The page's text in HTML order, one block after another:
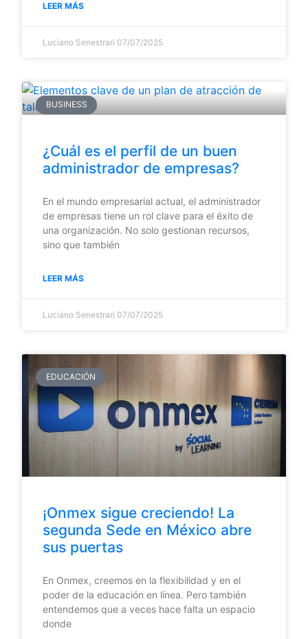
LEER MÁS
Luciano Senestrari 07/07/2025
BUSINESS
¿Cuál es el perfil de un buen
administrador de empresas?
En el mundo empresarial actual, el administrador
de empresas tiene un rol clave para el éxito de
una organización. No solo gestionan recursos,
sino que también
LEER MÁS
Luciano Senestrari 07/07/2025
EDUCACIÓN
¡Onmex sigue creciendo! La
segunda Sede en México abre
sus puertas
En Onmex, creemos en la flexibilidad y en el
poder de la educación en línea. Pero también
entendemos que a veces hace falta un espacio
donde